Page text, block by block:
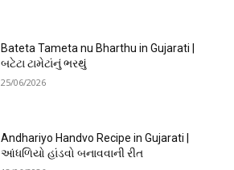
Bateta Tameta nu Bharthu in Gujarati |
બટેટા ટામેટાંનું ભરથું
25/06/2026
Andhariyo Handvo Recipe in Gujarati |
આંધળિયો હાંડવો બનાવવાની રીત